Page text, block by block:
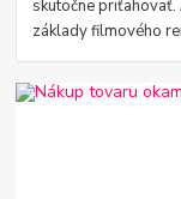
skutočne
základy filmového